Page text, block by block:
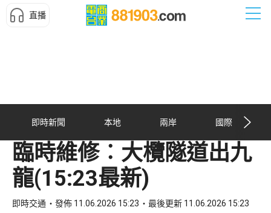
直播
即時新聞 本地 兩岸 國際
臨時維修︰大欖隧道出九
龍(15:23最新)
即時交通 發佈 11.06.2026 15:23 最後更新 11.06.2026 15:23